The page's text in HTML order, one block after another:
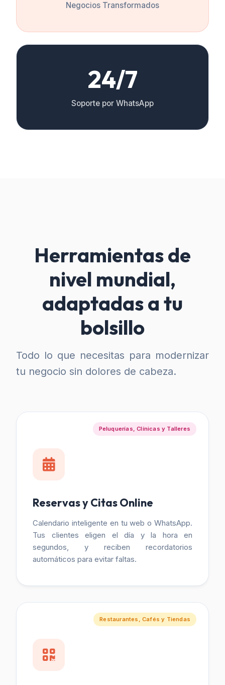
Negocios Transformados
24/7
Soporte por WhatsApp
Herramientas de
nivel mundial,
adaptadas a tu
bolsillo
Todo lo que necesitas para modernizar
tu negocio sin dolores de cabeza.
Peluquerías, Clínicas y Talleres
Reservas y Citas Online
Calendario inteligente en tu web o WhatsApp.
Tus clientes eligen el día y la hora en
segundos, y reciben recordatorios
automáticos para evitar faltas.
Restaurantes, Cafés y Tiendas